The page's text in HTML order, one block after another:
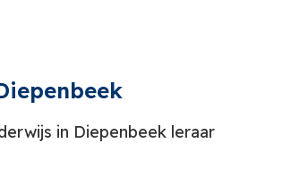
in Diepenbeek leraar